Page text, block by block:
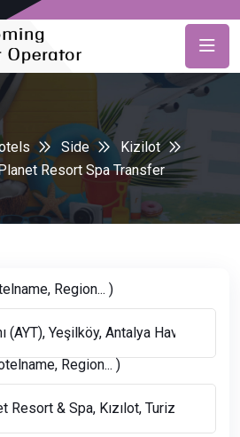
Side
Kizilot
Resort Spa Transfer
Region... )
Region... )